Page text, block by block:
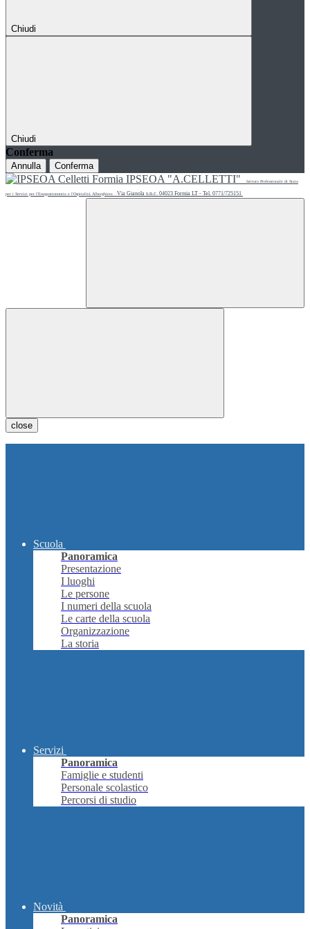
Chiudi
Chiudi
Conferma
Annulla Conferma
IPSEOA "A.CELLETTI" Istituto Professionale di Stato
per i Servizi per l'Enogastronomia e l'Ospitalità Alberghiera Via Gianola s.n.c. 04023 Formia LT - Tel. 0771/725151
close
Scuola
Panoramica
Presentazione
I luoghi
Le persone
I numeri della scuola
Le carte della scuola
Organizzazione
La storia
Servizi
Panoramica
Famiglie e studenti
Personale scolastico
Percorsi di studio
Novità
Panoramica